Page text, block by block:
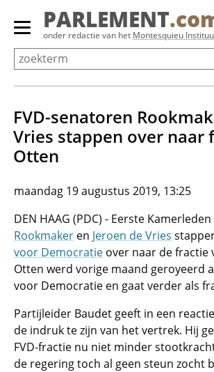
Overslaan
Primair
menu
tonen/verbergen
PARLEMENT
onder redactie van het Montesquieu
FVD-senatoren
Vries stappen over naar
Otten
maandag 19 augustus 2019, 13:25
DEN HAAG (PDC) - Eerste Kamerleden
Rookmaker en Jeroen de Vries
voor Democratie over naar de fractie
Otten werd vorige maand geroyeerd
voor Democratie en gaat verder als
Partijleider Baudet geeft in een
de indruk te zijn van het vertrek. Hij
FVD-fractie nu niet minder
de regering toch al geen steun zocht